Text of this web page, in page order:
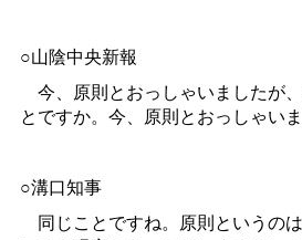
○山陰中央新報
今、原則とおっしゃいましたが
とですか。今、原則とおっしゃいま
○溝口知事
同じことですね。原則というの